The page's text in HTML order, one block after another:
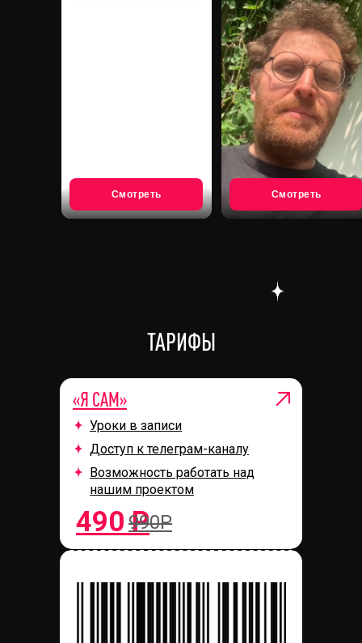
Смотреть Смотреть
ТАРИФЫ
«Я САМ»
Уроки в записи
Доступ к телеграм-каналу
Возможность работать над
нашим проектом
490 Р990Р